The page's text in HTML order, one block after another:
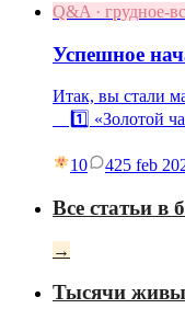
Q&A · грудное-
Успешное
Итак, вы стали
⠀ 1️⃣ «Золотой
10 425 feb
Все статьи в
→
Тысячи